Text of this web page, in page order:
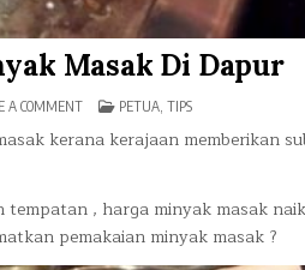
Masak Di Dapur
A COMMENTON
MUDAH
JIMATKAN
DAPUR
POSTED
PETUA TIPS
kerana kerajaan memberikan
, harga minyak masak
pemakaian minyak masak ?